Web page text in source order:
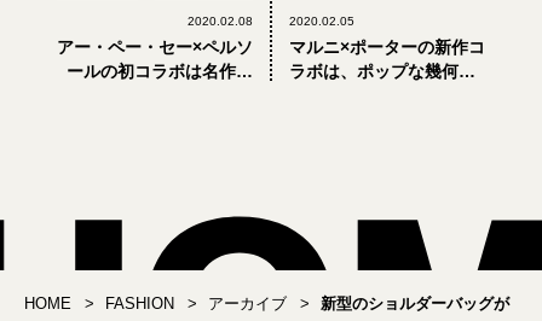
2020.02.08
アー・ペー・セー×ペルソ
ールの初コラボは名作サ
2020.02.05
マルニ×ポーターの新作コ
ラボは、ポップな幾何学
HOME FASHION アーカイブ
新型のショルダーバッグが